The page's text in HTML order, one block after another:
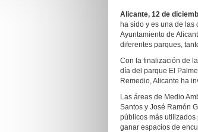
Alicante, 12 de
ha sido y es una de
Ayuntamiento de
diferentes parques,
Con la finalización de
día del parque El
Remedio, Alicante ha
Las áreas de Medio
Santos y José Ramón
públicos más
ganar espacios de